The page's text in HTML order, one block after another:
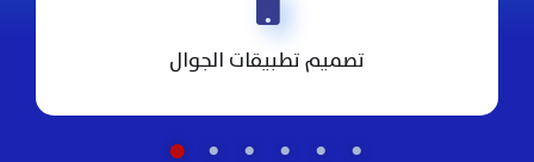
تصميم تطبيقات الجوال